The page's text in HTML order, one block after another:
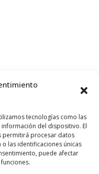
tecnologías como las
del dispositivo. El
permitirá procesar datos
las identificaciones únicas
puede afectar